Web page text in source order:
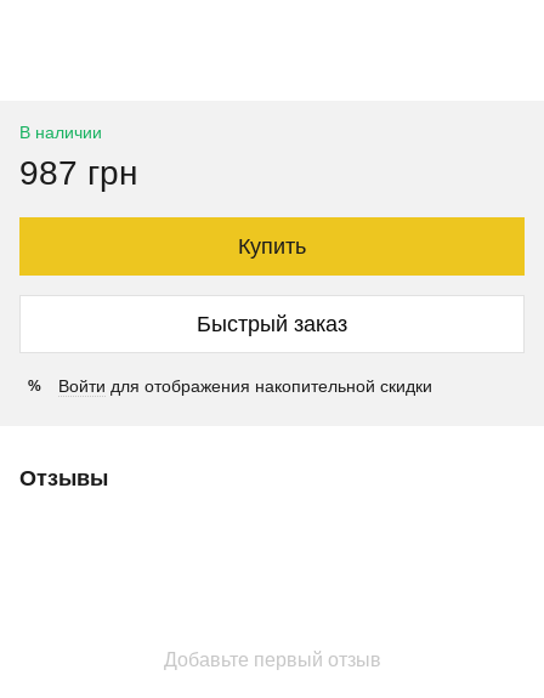
В наличии
987 грн
Купить
Быстрый заказ
% Войти для отображения накопительной скидки
Отзывы
Добавьте первый отзыв